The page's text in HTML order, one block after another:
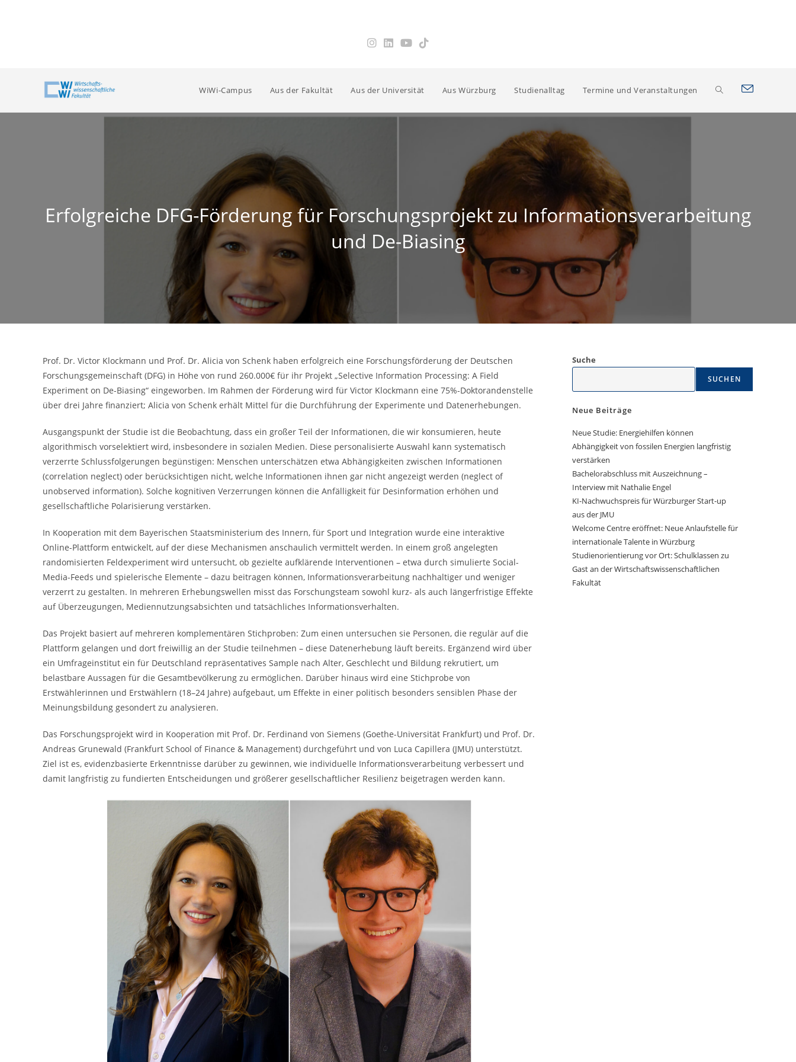
WiWi-Campus Aus der Fakultät Aus der Universität Aus Würzburg Studienalltag Termine und Veranstaltungen Website-
Erfolgreiche DFG-Förderung für Forschungsprojekt zu Informationsverarbeitung
und De-Biasing
Prof. Dr. Victor Klockmann und Prof. Dr. Alicia von Schenk haben erfolgreich eine Forschungsförderung der Deutschen
Forschungsgemeinschaft (DFG) in Höhe von rund 260.000€ für ihr Projekt „Selective Information Processing: A Field
Experiment on De-Biasing“ eingeworben. Im Rahmen der Förderung wird für Victor Klockmann eine 75%-Doktorandenstelle
über drei Jahre finanziert; Alicia von Schenk erhält Mittel für die Durchführung der Experimente und Datenerhebungen.
Ausgangspunkt der Studie ist die Beobachtung, dass ein großer Teil der Informationen, die wir konsumieren, heute
algorithmisch vorselektiert wird, insbesondere in sozialen Medien. Diese personalisierte Auswahl kann systematisch
verzerrte Schlussfolgerungen begünstigen: Menschen unterschätzen etwa Abhängigkeiten zwischen Informationen
(correlation neglect) oder berücksichtigen nicht, welche Informationen ihnen gar nicht angezeigt werden (neglect of
unobserved information). Solche kognitiven Verzerrungen können die Anfälligkeit für Desinformation erhöhen und
gesellschaftliche Polarisierung verstärken.
In Kooperation mit dem Bayerischen Staatsministerium des Innern, für Sport und Integration wurde eine interaktive
Online-Plattform entwickelt, auf der diese Mechanismen anschaulich vermittelt werden. In einem groß angelegten
randomisierten Feldexperiment wird untersucht, ob gezielte aufklärende Interventionen – etwa durch simulierte Social-
Media-Feeds und spielerische Elemente – dazu beitragen können, Informationsverarbeitung nachhaltiger und weniger
verzerrt zu gestalten. In mehreren Erhebungswellen misst das Forschungsteam sowohl kurz- als auch längerfristige Effekte
auf Überzeugungen, Mediennutzungsabsichten und tatsächliches Informationsverhalten.
Das Projekt basiert auf mehreren komplementären Stichproben: Zum einen untersuchen sie Personen, die regulär auf die
Plattform gelangen und dort freiwillig an der Studie teilnehmen – diese Datenerhebung läuft bereits. Ergänzend wird über
ein Umfrageinstitut ein für Deutschland repräsentatives Sample nach Alter, Geschlecht und Bildung rekrutiert, um
belastbare Aussagen für die Gesamtbevölkerung zu ermöglichen. Darüber hinaus wird eine Stichprobe von
Erstwählerinnen und Erstwählern (18–24 Jahre) aufgebaut, um Effekte in einer politisch besonders sensiblen Phase der
Meinungsbildung gesondert zu analysieren.
Das Forschungsprojekt wird in Kooperation mit Prof. Dr. Ferdinand von Siemens (Goethe-Universität Frankfurt) und Prof. Dr.
Andreas Grunewald (Frankfurt School of Finance & Management) durchgeführt und von Luca Capillera (JMU) unterstützt.
Ziel ist es, evidenzbasierte Erkenntnisse darüber zu gewinnen, wie individuelle Informationsverarbeitung verbessert und
damit langfristig zu fundierten Entscheidungen und größerer gesellschaftlicher Resilienz beigetragen werden kann.
Suche
SUCHEN
Neue Beiträge
Neue Studie: Energiehilfen können
Abhängigkeit von fossilen Energien langfristig
verstärken
Bachelorabschluss mit Auszeichnung –
Interview mit Nathalie Engel
KI-Nachwuchspreis für Würzburger Start-up
aus der JMU
Welcome Centre eröffnet: Neue Anlaufstelle für
internationale Talente in Würzburg
Studienorientierung vor Ort: Schulklassen zu
Gast an der Wirtschaftswissenschaftlichen
Fakultät